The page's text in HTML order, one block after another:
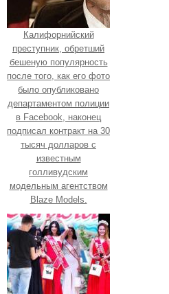
Калифорнийский
преступник, обретший
бешеную популярность
после того, как его фото
было опубликовано
департаментом полиции
в Facebook, наконец
подписал контракт на 30
тысяч долларов с
известным
голливудским
модельным агентством
Blaze Models.